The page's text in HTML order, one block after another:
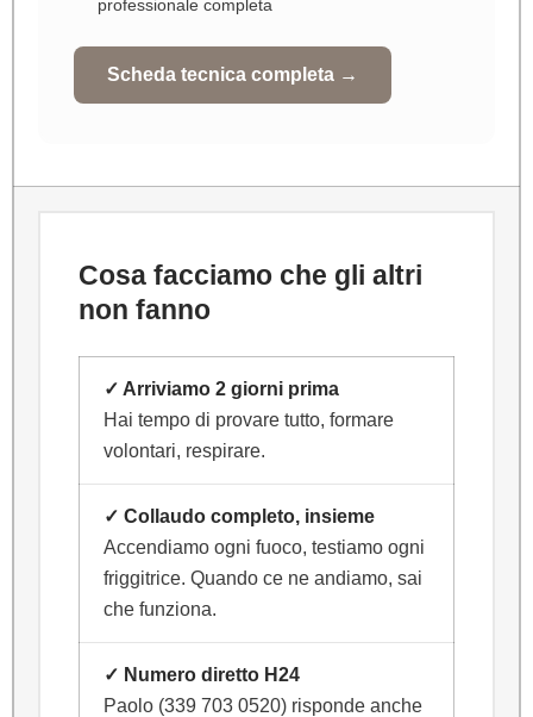
professionale completa
Scheda tecnica completa →
Cosa facciamo che gli altri
non fanno
✓ Arriviamo 2 giorni prima
Hai tempo di provare tutto, formare
volontari, respirare.
✓ Collaudo completo, insieme
Accendiamo ogni fuoco, testiamo ogni
friggitrice. Quando ce ne andiamo, sai
che funziona.
✓ Numero diretto H24
Paolo (339 703 0520) risponde anche